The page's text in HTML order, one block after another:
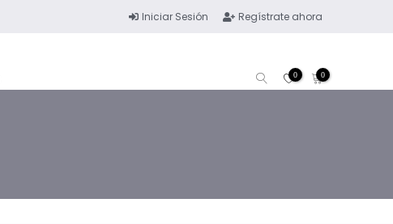
Iniciar Sesión Regístrate ahora
0 0